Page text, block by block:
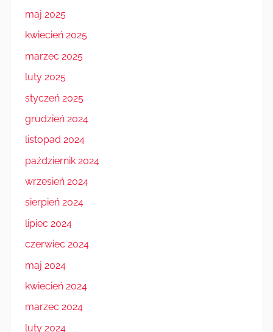
maj 2025
kwiecień 2025
marzec 2025
luty 2025
styczeń 2025
grudzień 2024
listopad 2024
październik 2024
wrzesień 2024
sierpień 2024
lipiec 2024
czerwiec 2024
maj 2024
kwiecień 2024
marzec 2024
luty 2024